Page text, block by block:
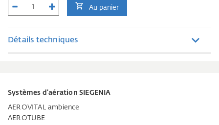
Au panier
Détails techniques
Systèmes d'aération SIEGENIA
AEROVITAL ambience
AEROTUBE